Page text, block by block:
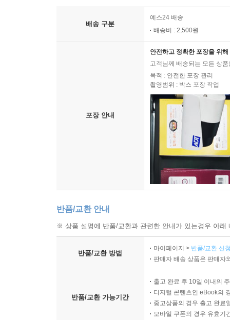
배송 구분
예스24 배송
배송비 : 2,500원
포장 안내
안전하고 정확한 포장을 위
고객님께 배송되는 모든 상
목적 : 안전한 포장 관리
촬영범위 : 박스 포장 작업
반품/교환 안내
※ 상품 설명에 반품/교환과 관련한 안내가 있는경우 아
반품/교환 방법
마이페이지 > 반품/교환 신
판매자 배송 상품은 판매자
반품/교환 가능기간
출고 완료 후 10일 이내의
디지털 콘텐츠인 eBook의
중고상품의 경우 출고 완료
모바일 쿠폰의 경우 유효기